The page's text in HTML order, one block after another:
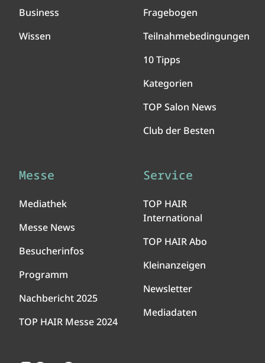
Business
Wissen
Fragebogen
Teilnahmebedingungen
10 Tipps
Kategorien
TOP Salon News
Club der Besten
Messe
Mediathek
Messe News
Besucherinfos
Programm
Nachbericht 2025
TOP HAIR Messe 2024
Service
TOP HAIR
International
TOP HAIR Abo
Kleinanzeigen
Newsletter
Mediadaten